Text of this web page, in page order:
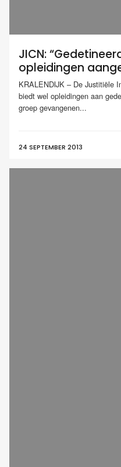
JICN:
opleidingen
KRALENDIJK – De Justitiële
biedt wel opleidingen aan
groep gevangenen...
24 SEPTEMBER 2013